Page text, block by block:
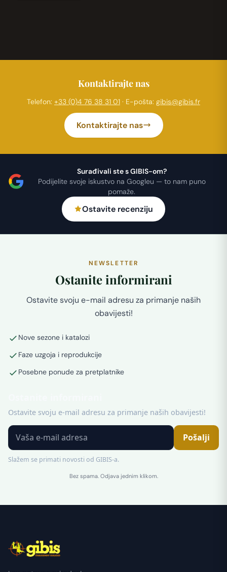
Kontaktirajte nas
Telefon: +33 (0)4 76 38 31 01 · E-pošta: gibis@gibis.fr
Kontaktirajte nas
Surađivali ste s GIBIS-om?
Podijelite svoje iskustvo na Googleu — to nam puno
pomaže.
Ostavite recenziju
NEWSLETTER
Ostanite informirani
Ostavite svoju e-mail adresu za primanje naših
obavijesti!
Nove sezone i katalozi
Faze uzgoja i reprodukcije
Posebne ponude za pretplatnike
Ostavite svoju e-mail adresu za primanje naših obavijesti!
Pošalji
Slažem se primati novosti od GIBIS-a.
Bez spama. Odjava jednim klikom.